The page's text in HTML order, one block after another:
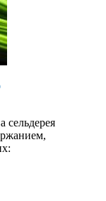
сельдерея